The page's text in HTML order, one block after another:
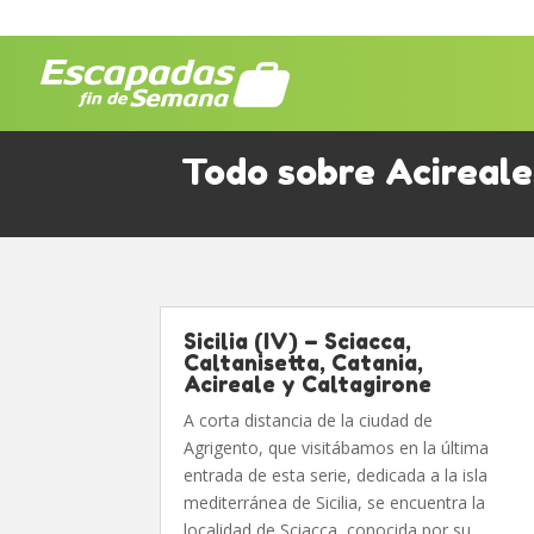
Todo sobre Acireale
Sicilia (IV) – Sciacca,
Caltanisetta, Catania,
Acireale y Caltagirone
A corta distancia de la ciudad de
Agrigento, que visitábamos en la última
entrada de esta serie, dedicada a la isla
mediterránea de Sicilia, se encuentra la